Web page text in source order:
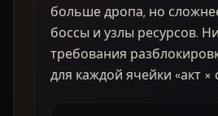
больше дропа, но
боссы и узлы ресурсов.
требования
для каждой ячейки «акт ×